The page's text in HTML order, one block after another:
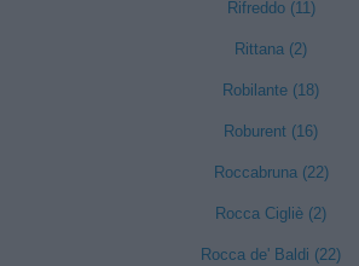
Rifreddo (11)
Rittana (2)
Robilante (18)
Roburent (16)
Roccabruna (22)
Rocca Cigliè (2)
Rocca de' Baldi (22)